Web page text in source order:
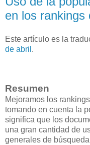
en los rankings
Este artículo es la
de abril .
Resumen
Mejoramos los
tomando en cuenta la
significa que los
una gran cantidad de
generales de